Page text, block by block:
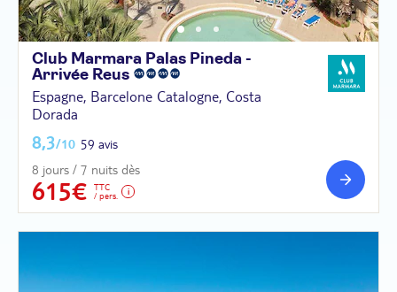
Club Marmara Palas Pineda -
Arrivée Reus
Espagne, Barcelone Catalogne, Costa
Dorada
8,3/10 59 avis
8 jours / 7 nuits dès
615€
TTC
/ pers.